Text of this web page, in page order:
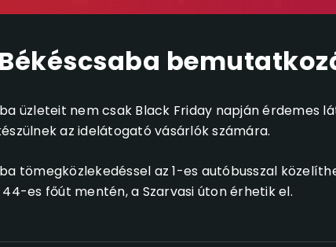
üzleteit nem csak Black Friday napján érdemes
az idelátogató vásárlók számára.
tömegközlekedéssel az 1-es autóbusszal
es főút mentén, a Szarvasi úton érhetik el.